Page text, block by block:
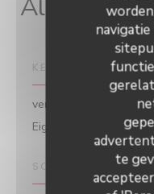
te
Algemene
KEUKEN
vers product, Menu
Eigengemaakt,
SOORT BEDRIJF